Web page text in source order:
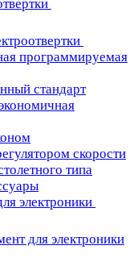
программируемая
стандарт
скорости
типа
электроники
для электроники